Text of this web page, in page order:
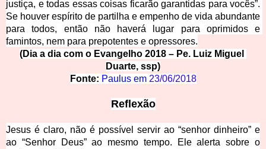
justiça, e todas essas coisas ficarão garantidas para vocês”.
Se houver espírito de partilha e empenho de vida abundante
para todos, então não haverá lugar para oprimidos e
famintos, nem para prepotentes e opressores.
(Dia a dia com o Evangelho 2018 – Pe. Luiz Miguel
Duarte, ssp)
Fonte: Paulus em 23/06/2018
Refl exão
Jesus é claro, não é possível servir ao “senhor dinheiro” e
ao “Senhor Deus” ao mesmo tempo. Ele alerta sobre o